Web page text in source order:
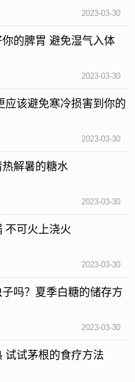
：如果食物出现腐坏特
净，但上面附着了密密
定要用香皂或肥皂仔仔
度高，我们身上会出
出现异味。
2023-03-30
的脾胃 避免湿气入体
2023-03-30
应该避免寒冷损害到你的
2023-03-30
解暑的糖水
2023-03-30
不可火上浇火
2023-03-30
吗？夏季白糖的储存方
2023-03-30
试试茅根的食疗方法